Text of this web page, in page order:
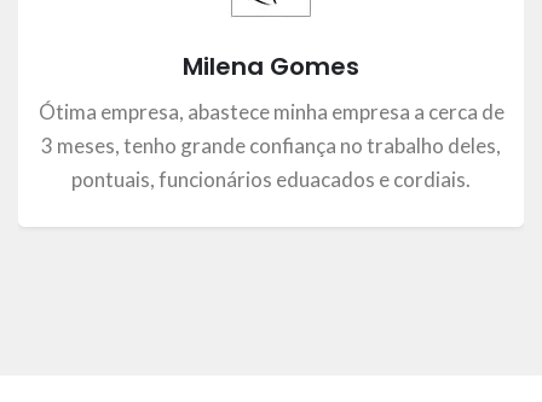
Milena Gomes
Ótima empresa, abastece minha empresa a cerca de
3 meses, tenho grande confiança no trabalho deles,
pontuais, funcionários eduacados e cordiais.